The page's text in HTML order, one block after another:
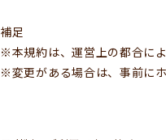
補足
※本規約は、運営上の都合に
※変更がある場合は、事前に